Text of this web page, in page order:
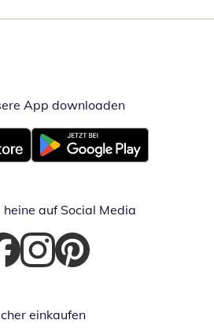
App downloadenÖffnet in
Fenster
Öffnet in neuem Fenster
heine auf Social Media
in neuem Fenster
Öffnet in neuem Fenster
Öffnet in neuem Fenster
einkaufen